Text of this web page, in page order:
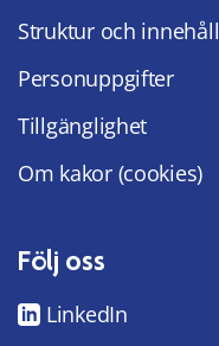
Struktur och innehåll
Personuppgifter
Tillgänglighet
Om kakor (cookies)
Följ oss
LinkedIn